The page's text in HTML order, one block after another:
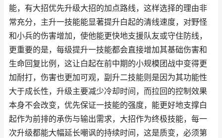
能，有大招优先升级大招的加点路线，这样选择的理由非
常充分，主升一技能能显著提升白起的清线速度，对野怪
和小兵的伤害增加，使他能更快地支援队友或守住防线，
更重要的是，每级提升一技能都会直接增加其基础伤害和
生命回复比例，这让白起在前中期的小规模团战中变得更
加耐打，伤害也更加可观，副升二技能则是因为其功能性
大于成长性，升级主要减少冷却时间，而拉回的控制效果
本身不会改变，优先保证一技能的强度，能更好地支撑白
起作为前排的承伤与输出需求，大招作为终极技能，每一
次升级都能大幅延长嘲讽的持续时间，这是质变，必须第